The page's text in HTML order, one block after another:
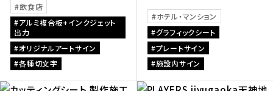
飲食店
アルミ複合板+インクジェット
出力
オリジナルアートサイン
各種切文字
ホテル・マンション
グラフィックシート
プレートサイン
施設内サイン